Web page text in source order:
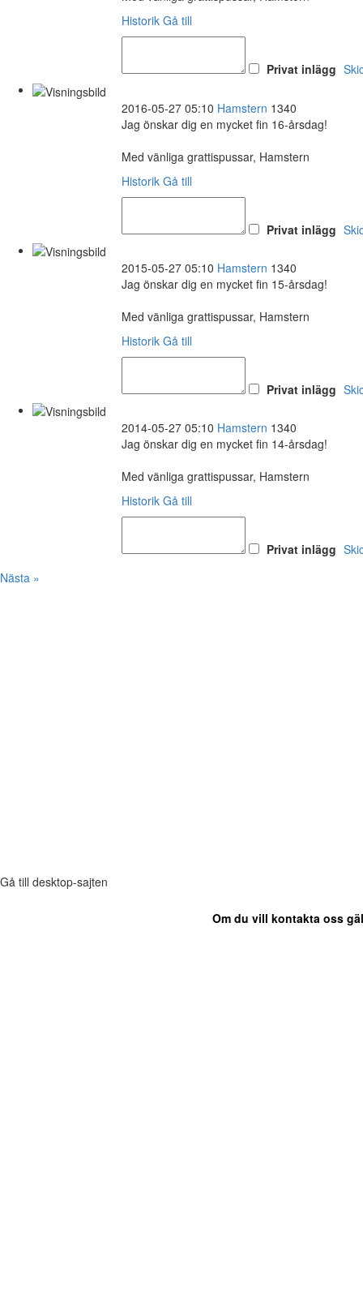
Historik Gå till
Privat inlägg
2016-05-27 05:10 Hamstern 1340
Jag önskar dig en mycket fin 16-årsdag!
Med vänliga grattispussar, Hamstern
Historik Gå till
Privat inlägg
2015-05-27 05:10 Hamstern 1340
Jag önskar dig en mycket fin 15-årsdag!
Med vänliga grattispussar, Hamstern
Historik Gå till
Privat inlägg
2014-05-27 05:10 Hamstern 1340
Jag önskar dig en mycket fin 14-årsdag!
Med vänliga grattispussar, Hamstern
Historik Gå till
Privat inlägg
Nästa »
Gå till desktop-sajten
Om du vill kontakta oss